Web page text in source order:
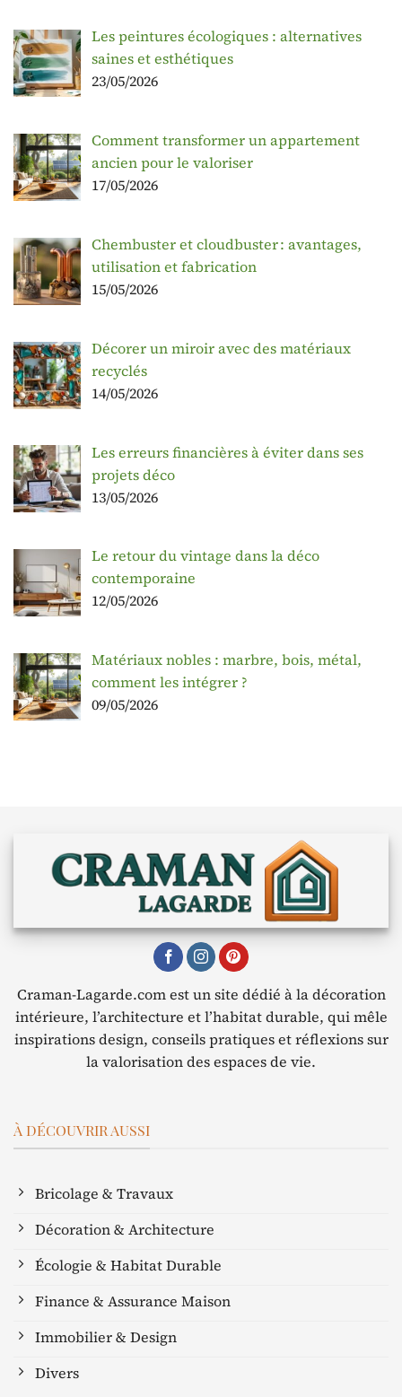
Les peintures écologiques : alternatives
saines et esthétiques
23/05/2026
Comment transformer un appartement
ancien pour le valoriser
17/05/2026
Chembuster et cloudbuster : avantages,
utilisation et fabrication
15/05/2026
Décorer un miroir avec des matériaux
recyclés
14/05/2026
Les erreurs financières à éviter dans ses
projets déco
13/05/2026
Le retour du vintage dans la déco
contemporaine
12/05/2026
Matériaux nobles : marbre, bois, métal,
comment les intégrer ?
09/05/2026
Craman-Lagarde.com est un site dédié à la décoration
intérieure, l’architecture et l’habitat durable, qui mêle
inspirations design, conseils pratiques et réflexions sur
la valorisation des espaces de vie.
À DÉCOUVRIR AUSSI
Bricolage & Travaux
Décoration & Architecture
Écologie & Habitat Durable
Finance & Assurance Maison
Immobilier & Design
Divers